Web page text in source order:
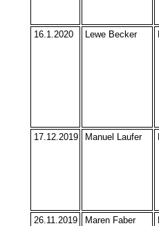
16.1.2020 Lewe Becker
17.12.2019 Manuel Laufer
26.11.2019 Maren Faber